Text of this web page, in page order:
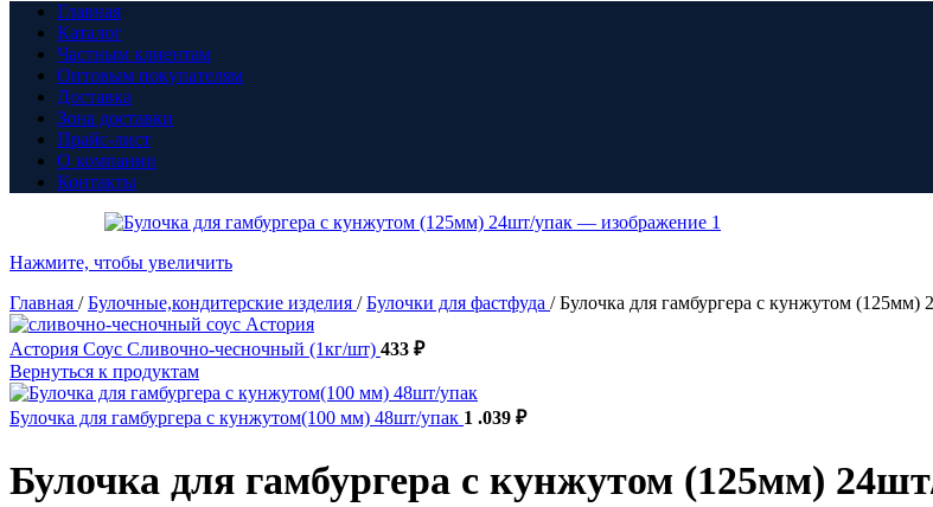
Главная
Каталог
Частным клиентам
Оптовым покупателям
Доставка
Зона доставки
Прайс-лист
О компании
Контакты
Нажмите, чтобы увеличить
Главная / Булочные,кондитерские изделия / Булочки для фастфуда / Булочка для гамбургера с кунжутом (125мм)
Астория Соус Сливочно-чесночный (1кг/шт) 433 ₽
Вернуться к продуктам
Булочка для гамбургера с кунжутом(100 мм) 48шт/упак 1 .039 ₽
Булочка для гамбургера с кунжутом (125мм)